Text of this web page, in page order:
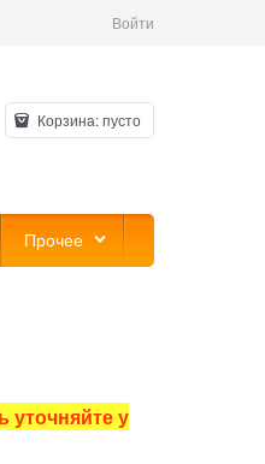
Войти
Корзина:пусто
Прочее
уточняйте у